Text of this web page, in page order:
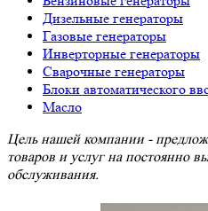
Дизельные генераторы
Газовые генераторы
Инверторные генераторы
Сварочные генераторы
Блоки автоматического
Масло
Цель нашей компании -
товаров и услуг на постоянно
обслуживания.